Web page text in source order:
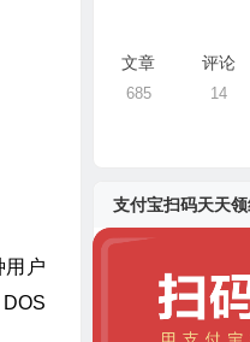
用户
文章
685
评论
14
支付宝扫码天天